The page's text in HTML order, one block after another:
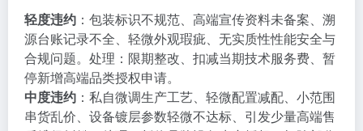
轻度违约 ：包装标识不规范、高端宣传资料未备案、溯
源台账记录不全、轻微外观瑕疵、无实质性性能安全与
合规问题。处理：限期整改、扣减当期技术服务费、暂
停新增高端品类授权申请。
中度违约 ：私自微调生产工艺、轻微配置减配、小范围
串货乱价、设备镀层参数轻微不达标、引发少量高端售